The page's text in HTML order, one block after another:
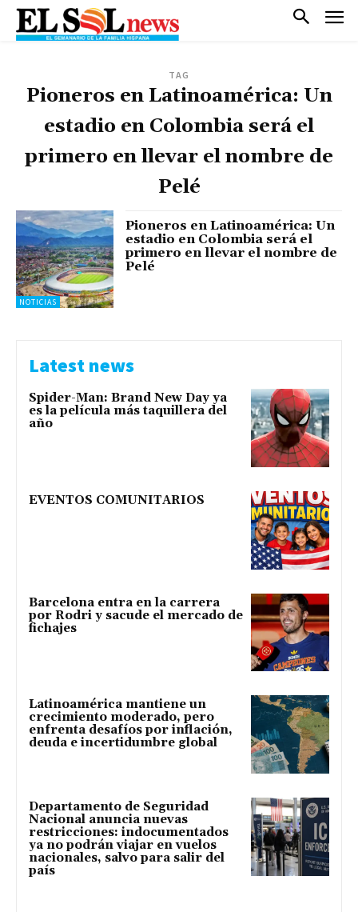
TAG
Pioneros en Latinoamérica: Un
estadio en Colombia será el
primero en llevar el nombre de
Pelé
NOTICIAS
Pioneros en Latinoamérica: Un
estadio en Colombia será el
primero en llevar el nombre de
Pelé
Latest news
Spider-Man: Brand New Day ya
es la película más taquillera del
año
EVENTOS COMUNITARIOS
Barcelona entra en la carrera
por Rodri y sacude el mercado de
fichajes
Latinoamérica mantiene un
crecimiento moderado, pero
enfrenta desafíos por inflación,
deuda e incertidumbre global
Departamento de Seguridad
Nacional anuncia nuevas
restricciones: indocumentados
ya no podrán viajar en vuelos
nacionales, salvo para salir del
país